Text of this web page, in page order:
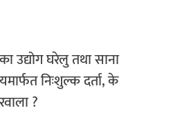
उद्योग घरेलु तथा साना
निःशुल्क दर्ता, के
?